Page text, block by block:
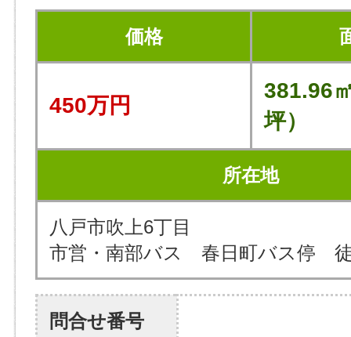
価格
450万円
381.96
坪）
所在地
八戸市吹上6丁目
市営・南部バス 春日町バス停
問合せ番号